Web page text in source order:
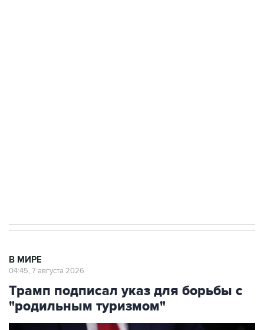
В МИРЕ
04:45, 7 августа 2026
Трамп подписал указ для борьбы с
"родильным туризмом"